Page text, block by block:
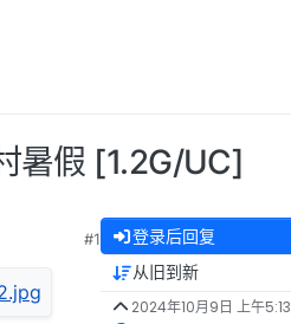
暑假 [1.2G/UC]
#1 登录后回复
从旧到新
2024年10月9日 上午5:13